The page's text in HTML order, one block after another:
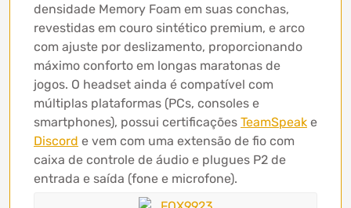
densidade Memory Foam em suas conchas,
revestidas em couro sintético premium, e arco
com ajuste por deslizamento, proporcionando
máximo conforto em longas maratonas de
jogos. O headset ainda é compatível com
múltiplas plataformas (PCs, consoles e
smartphones), possui certificações TeamSpeak e
Discord e vem com uma extensão de fio com
caixa de controle de áudio e plugues P2 de
entrada e saída (fone e microfone).